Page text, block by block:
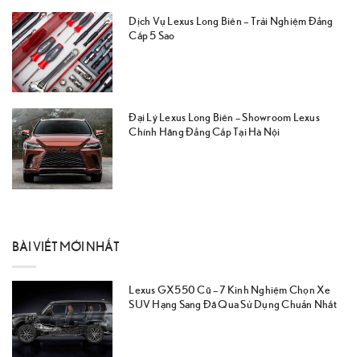
Dịch Vụ Lexus Long Biên – Trải Nghiệm Đẳng
Cấp 5 Sao
Đại Lý Lexus Long Biên – Showroom Lexus
Chính Hãng Đẳng Cấp Tại Hà Nội
BÀI VIẾT MỚI NHẤT
Lexus GX550 Cũ – 7 Kinh Nghiệm Chọn Xe
SUV Hạng Sang Đã Qua Sử Dụng Chuẩn Nhất